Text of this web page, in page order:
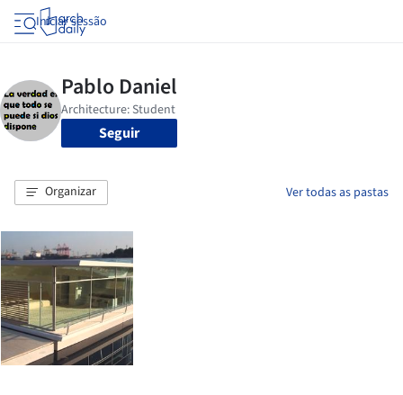
Iniciar sessão
Seguir
Organizar Ver todas as pastas